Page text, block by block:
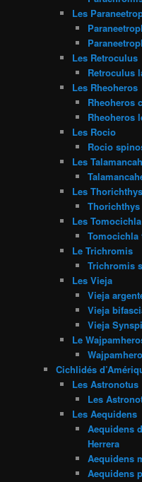
Les
Les Retroculus
Retroculus
Les Rheoheros
Rheoheros
Rheoheros
Les Rocio
Rocio
Les
Les Thorichthys
Thorichthys
Les Tomocichla
Tomocichla
Le Trichromis
Trichromis
Les Vieja
Vieja
Vieja
Vieja
Le
Cichlidés
Les Astronotus
Les
Les Aequidens
Aequidens
Herrera
Aequidens
Aequidens